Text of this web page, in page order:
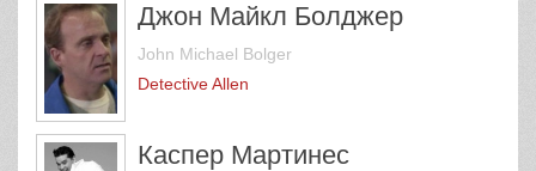
Джон Майкл Болджер
John Michael Bolger
Detective Allen
Каспер Мартинес